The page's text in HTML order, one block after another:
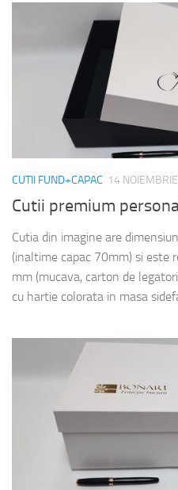
CUTII FUND+CAPAC 14
Cutii premium
Cutia din imagine are
(inaltime capac 70mm) si este
mm (mucava, carton de
cu hartie colorata in masa